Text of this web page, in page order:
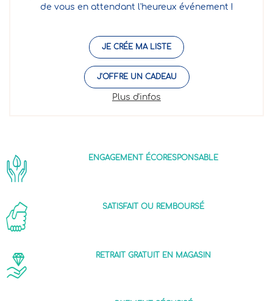
de vous en attendant l'heureux événement !
JE CRÉE MA LISTE
J'OFFRE UN CADEAU
Plus d'infos
ENGAGEMENT ÉCORESPONSABLE
SATISFAIT OU REMBOURSÉ
RETRAIT GRATUIT EN MAGASIN